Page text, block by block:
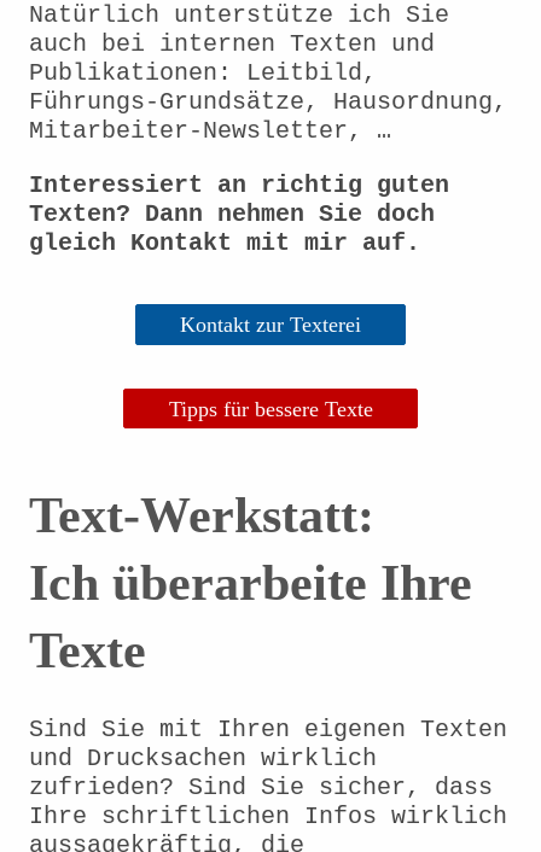
Natürlich unterstütze ich Sie
auch bei internen Texten und
Publikationen: Leitbild,
Führungs-Grundsätze, Hausordnung,
Mitarbeiter-Newsletter, …
Interessiert an richtig guten
Texten? Dann nehmen Sie doch
gleich Kontakt mit mir auf.
Kontakt zur Texterei
Tipps für bessere Texte
Text-Werkstatt:
Ich überarbeite Ihre
Texte
Sind Sie mit Ihren eigenen Texten
und Drucksachen wirklich
zufrieden? Sind Sie sicher, dass
Ihre schriftlichen Infos wirklich
aussagekräftig, die